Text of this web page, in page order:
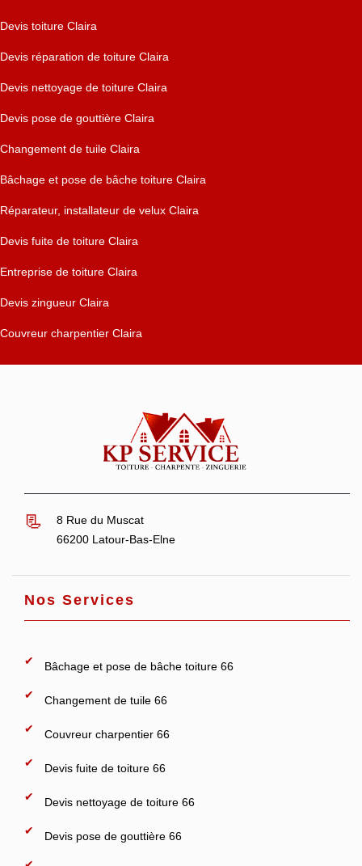
Devis toiture Claira
Devis réparation de toiture Claira
Devis nettoyage de toiture Claira
Devis pose de gouttière Claira
Changement de tuile Claira
Bâchage et pose de bâche toiture Claira
Réparateur, installateur de velux Claira
Devis fuite de toiture Claira
Entreprise de toiture Claira
Devis zingueur Claira
Couvreur charpentier Claira
8 Rue du Muscat
66200 Latour-Bas-Elne
Nos Services
Bâchage et pose de bâche toiture 66
Changement de tuile 66
Couvreur charpentier 66
Devis fuite de toiture 66
Devis nettoyage de toiture 66
Devis pose de gouttière 66